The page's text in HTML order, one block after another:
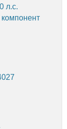
л.с.